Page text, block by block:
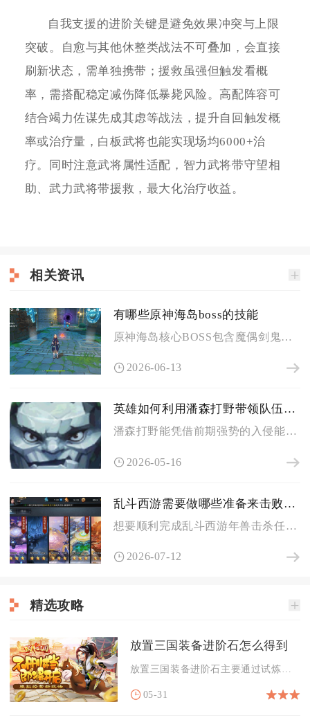
自我支援的进阶关键是避免效果冲突与上限
突破。自愈与其他休整类战法不可叠加，会直接
刷新状态，需单独携带；援救虽强但触发看概
率，需搭配稳定减伤降低暴毙风险。高配阵容可
结合竭力佐谋先成其虑等战法，提升自回触发概
率或治疗量，白板武将也能实现场均6000+治
疗。同时注意武将属性适配，智力武将带守望相
助、武力武将带援救，最大化治疗收益。
相关资讯
有哪些原神海岛boss的技能
原神海岛核心BOSS包含魔偶剑鬼、狂风之核、纯水精灵、雷音权...
2026-06-13
英雄如何利用潘森打野带领队伍赢得比赛
潘森打野能凭借前期强势的入侵能力、稳定的点控支援与中后期半肉...
2026-05-16
乱斗西游需要做哪些准备来击败年兽任务
想要顺利完成乱斗西游年兽击杀任务，前期的经文储备、英雄养成、...
2026-07-12
精选攻略
放置三国装备进阶石怎么得到
05-31